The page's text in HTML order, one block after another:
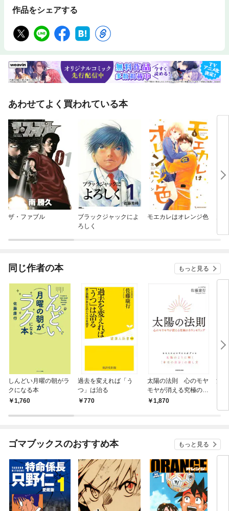
作品をシェアする
あわせてよく買われている本
ザ・ファブル
ブラックジャックによ
ろしく
モエカレはオレンジ色
同じ作者の本 もっと見る
しんどい月曜の朝がラ
クになる本
1,760
過去を変えれば「う
つ」は治る
770
太陽の法則 心のモヤ
モヤが消える究極のカ
ウンセリング
1,870
満
ゴマブックスのおすすめ本 もっと見る